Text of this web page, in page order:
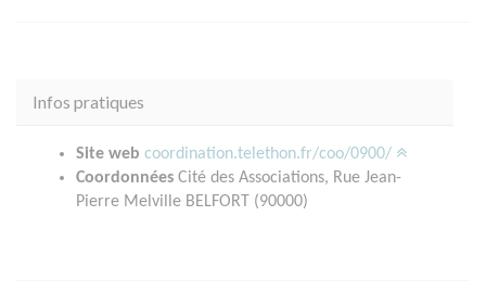
Infos pratiques
Site web coordination.telethon.fr/coo/0900/
Coordonnées Cité des Associations, Rue Jean-
Pierre Melville BELFORT (90000)